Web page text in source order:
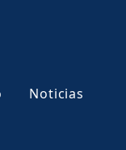
Noticias